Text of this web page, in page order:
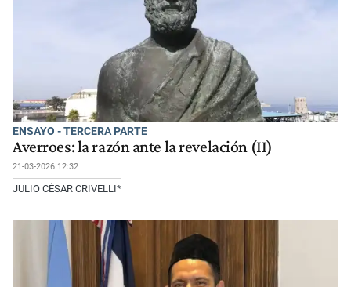
ENSAYO - TERCERA PARTE
Averroes: la razón ante la revelación (II)
21-03-2026 12:32
JULIO CÉSAR CRIVELLI*